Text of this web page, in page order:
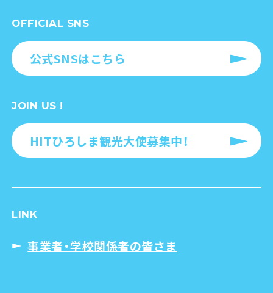
OFFICIAL SNS
公式SNSはこちら
JOIN US !
HITひろしま観光大使募集中！
LINK
事業者・学校関係者の皆さま